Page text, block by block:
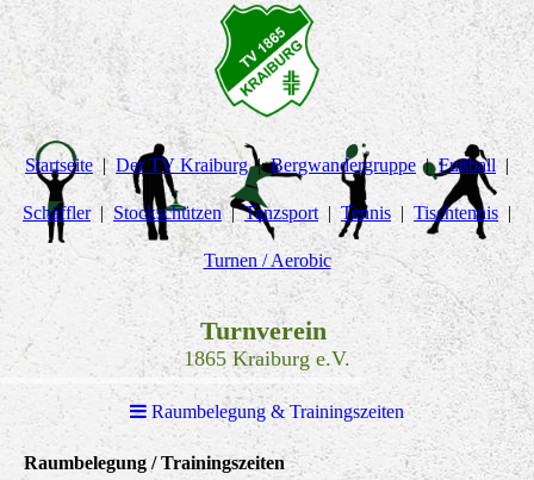
Startseite Der TV Kraiburg Bergwandergruppe Fußball
Schäffler Stockschützen Tanzsport Tennis Tischtennis
Turnen / Aerobic
Turnverein
1865 Kraiburg e.V.
Raumbelegung & Trainingszeiten
Raumbelegung / Trainingszeiten